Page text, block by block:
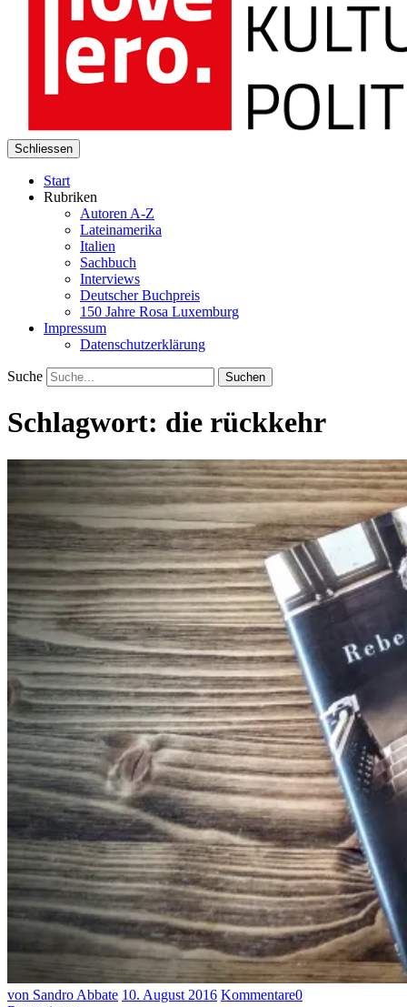
Schliessen
Start
Rubriken
Autoren A-Z
Lateinamerika
Italien
Sachbuch
Interviews
Deutscher Buchpreis
150 Jahre Rosa Luxemburg
Impressum
Datenschutzerklärung
Suche
Schlagwort: die rückkehr
von Sandro Abbate 10. August 2016 Kommentare0